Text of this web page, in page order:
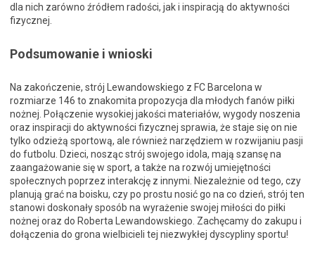
dla nich zarówno źródłem radości, jak i inspiracją do aktywności
fizycznej.
Podsumowanie i wnioski
Na zakończenie, strój Lewandowskiego z FC Barcelona w
rozmiarze 146 to znakomita propozycja dla młodych fanów piłki
nożnej. Połączenie wysokiej jakości materiałów, wygody noszenia
oraz inspiracji do aktywności fizycznej sprawia, że staje się on nie
tylko odzieżą sportową, ale również narzędziem w rozwijaniu pasji
do futbolu. Dzieci, nosząc strój swojego idola, mają szansę na
zaangażowanie się w sport, a także na rozwój umiejętności
społecznych poprzez interakcję z innymi. Niezależnie od tego, czy
planują grać na boisku, czy po prostu nosić go na co dzień, strój ten
stanowi doskonały sposób na wyrażenie swojej miłości do piłki
nożnej oraz do Roberta Lewandowskiego. Zachęcamy do zakupu i
dołączenia do grona wielbicieli tej niezwykłej dyscypliny sportu!